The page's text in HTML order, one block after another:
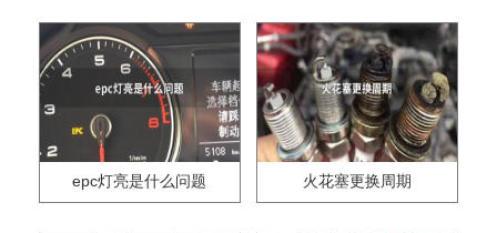
epc灯亮是什么问题 火花塞更换周期